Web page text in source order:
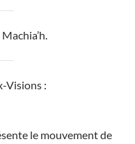
Visions :
le mouvement de